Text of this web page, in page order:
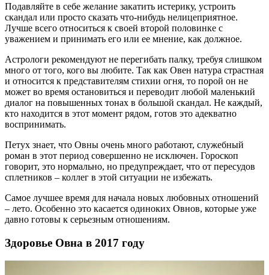
Подавляйте в себе желание закатить истерику, устроить
скандал или просто сказать что-нибудь нелицеприятное.
Лучше всего относиться к своей второй половинке с
уважением и принимать его или ее мнение, как должное.
Астрологи рекомендуют не перегибать палку, требуя слишком
много от того, кого вы любите. Так как Овен натура страстная
и относится к представителям стихии огня, то порой он не
может во время остановиться и переводит любой маленький
диалог на повышенных тонах в большой скандал. Не каждый,
кто находится в этот момент рядом, готов это адекватно
воспринимать.
Петух знает, что Овны очень много работают, служебный
роман в этот период совершенно не исключен. Гороскоп
говорит, это нормально, но предупреждает, что от пересудов
сплетников – коллег в этой ситуации не избежать.
Самое лучшее время для начала новых любовных отношений
– лето. Особенно это касается одиноких Овнов, которые уже
давно готовы к серьезным отношениям.
Здоровье Овна в 2017 году